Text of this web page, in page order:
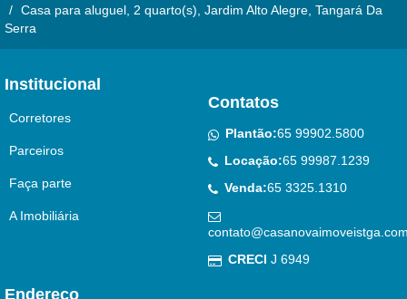
Casa para aluguel, 2 quarto(s), Jardim Alto Alegre, Tangará Da
Serra
Institucional
Corretores
Parceiros
Faça parte
A Imobiliária
Contatos
Plantão:65 99902.5800
Locação:65 99987.1239
Venda:65 3325.1310
CRECI J 6949
Endereço